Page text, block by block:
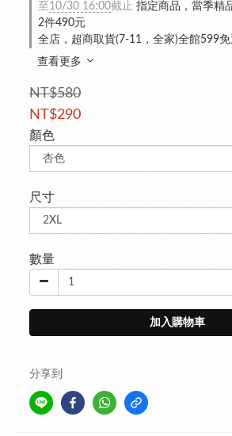
至 10/30 16:00截止 指定商品，當季精
2件490元
全店，超商取貨(7-11，全家)全館599免
查看更多
NT$580
NT$290
顏色
尺寸
數量
加入購物車
分享到